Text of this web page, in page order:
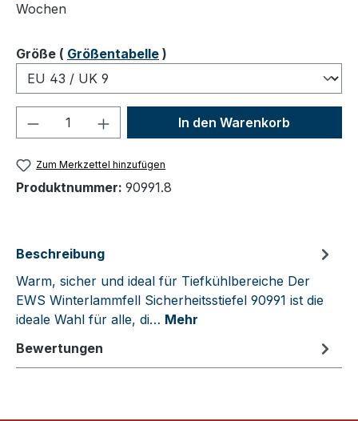
Wochen
Größeauswählen
( Größentabelle )
Produkt Anzahl: Gib denIn den Warenkorb
Zum Merkzettel hinzufügen
Produktnummer: 90991.8
Beschreibung
Warm, sicher und ideal für Tiefkühlbereiche Der
EWS Winterlammfell Sicherheitsstiefel 90991 ist die
ideale Wahl für alle, di… Mehr
Bewertungen